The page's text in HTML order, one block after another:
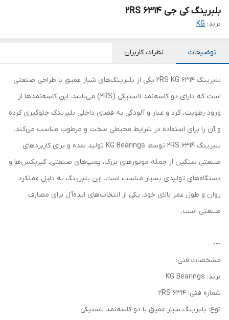
بلبرینگ کی جی 6314 2RS
برند: KG
توضیحات نظرات کاربران
بلبرینگ 6314 2RS KG یکی از بلبرینگ‌های شیار عمیق با طراحی صنعتی
است که دارای دو کاسه‌نمد لاستیکی (2RS) می‌باشد. این کاسه‌نمدها از
ورود رطوبت، گرد و غبار و آلودگی به فضای داخلی بلبرینگ جلوگیری کرده
و آن را برای استفاده در شرایط محیطی سخت و مرطوب مناسب می‌کند.
بلبرینگ 6314 2RS توسط KG Bearings تولید شده و برای کاربردهای
صنعتی سنگین از جمله موتورهای بزرگ، پمپ‌های صنعتی، گیربکس‌ها و
دستگاه‌های تولیدی بسیار مناسب است. این بلبرینگ به دلیل عملکرد
روان و طول عمر بالای خود، یکی از انتخاب‌های ایده‌آل برای مصارف
صنعتی است.
---
مشخصات فنی:
برند: KG Bearings
شماره فنی: 6314 2RS
نوع: بلبرینگ شیار عمیق با دو کاسه‌نمد لاستیکی